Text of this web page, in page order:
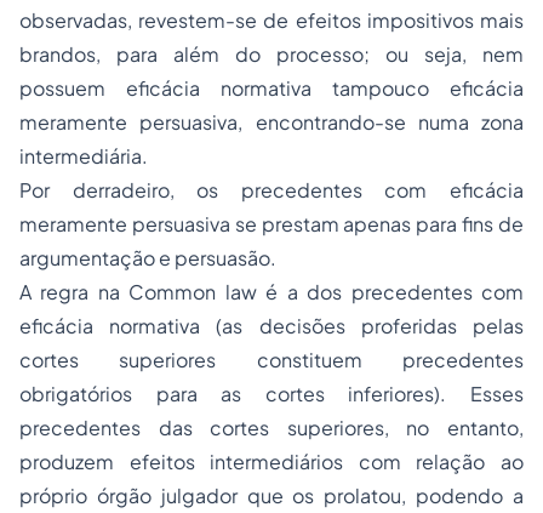
observadas, revestem-se de efeitos impositivos mais
brandos, para além do processo; ou seja, nem
possuem eficácia normativa tampouco eficácia
meramente persuasiva, encontrando-se numa zona
intermediária.
Por derradeiro, os precedentes com eficácia
meramente persuasiva se prestam apenas para fins de
argumentação e persuasão.
A regra na Common lawé a dos precedentes com
eficácia normativa (as decisões proferidas pelas
cortes superiores constituem precedentes
obrigatórios para as cortes inferiores). Esses
precedentes das cortes superiores, no entanto,
produzem efeitos intermediários com relação ao
próprio órgão julgador que os prolatou, podendo a